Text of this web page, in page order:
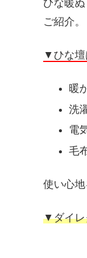
ひな暖
ご紹介。
▼ひな壇
暖
洗
電
毛
使い心
▼ダイレ